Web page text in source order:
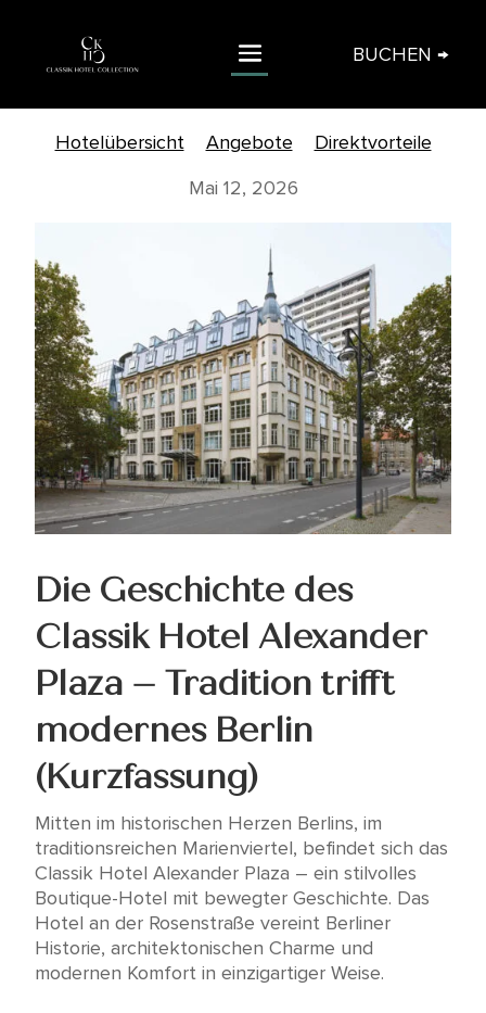
BUCHEN →
Hotelübersicht Angebote
Direktvorteile
Mai 12, 2026
Die Geschichte des
Classik Hotel Alexander
Plaza – Tradition trifft
modernes Berlin
(Kurzfassung)
Mitten im historischen Herzen Berlins, im
traditionsreichen Marienviertel, befindet sich das
Classik Hotel Alexander Plaza – ein stilvolles
Boutique-Hotel mit bewegter Geschichte. Das
Hotel an der Rosenstraße vereint Berliner
Historie, architektonischen Charme und
modernen Komfort in einzigartiger Weise.